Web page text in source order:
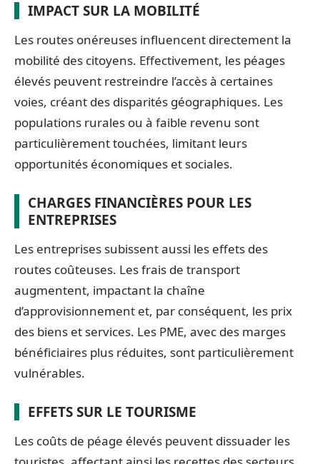
IMPACT SUR LA MOBILITÉ
Les routes onéreuses influencent directement la
mobilité des citoyens. Effectivement, les péages
élevés peuvent restreindre l’accès à certaines
voies, créant des disparités géographiques. Les
populations rurales ou à faible revenu sont
particulièrement touchées, limitant leurs
opportunités économiques et sociales.
CHARGES FINANCIÈRES POUR LES
ENTREPRISES
Les entreprises subissent aussi les effets des
routes coûteuses. Les frais de transport
augmentent, impactant la chaîne
d’approvisionnement et, par conséquent, les prix
des biens et services. Les PME, avec des marges
bénéficiaires plus réduites, sont particulièrement
vulnérables.
EFFETS SUR LE TOURISME
Les coûts de péage élevés peuvent dissuader les